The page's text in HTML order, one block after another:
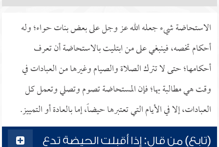
الاستحاضة شيء جعله الله عز وجل على بعض بنات حواء؛ وله
أحكام تخصه، فينبغي على من ابتليت بالاستحاضة أن تعرف
أحكامها؛ حتى لا تترك الصلاة والصيام وغيرها من العبادات في
وقت هي مطالبة بها؛ فإن المستحاضة تصوم وتصلي وتعمل كل
العبادات، إلا في الأيام التي تعتبرها حيضاً، إما بالعادة أو التمييز.
(تابع) من قال: إذا أقبلت الحيضة تدع